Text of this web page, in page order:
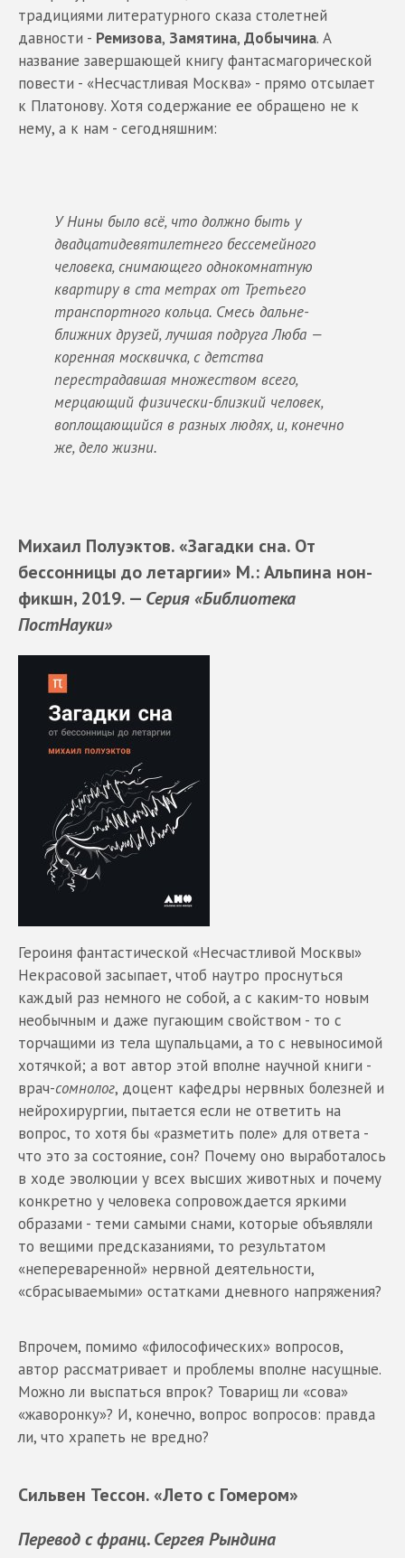
традициями литературного сказа столетней
давности - Ремизова, Замятина, Добычина. А
название завершающей книгу фантасмагорической
повести - «Несчастливая Москва» - прямо отсылает
к Платонову. Хотя содержание ее обращено не к
нему, а к нам - сегодняшним:
У Нины было всё, что должно быть у
двадцатидевятилетнего бессемейного
человека, снимающего однокомнатную
квартиру в ста метрах от Третьего
транспортного кольца. Смесь дальне-
ближних друзей, лучшая подруга Люба —
коренная москвичка, с детства
перестрадавшая множеством всего,
мерцающий физически-близкий человек,
воплощающийся в разных людях, и, конечно
же, дело жизни.
Михаил Полуэктов. «Загадки сна. От
бессонницы до летаргии» М.: Альпина нон-
фикшн, 2019. — Серия «Библиотека
ПостНауки»
Героиня фантастической «Несчастливой Москвы»
Некрасовой засыпает, чтоб наутро проснуться
каждый раз немного не собой, а с каким-то новым
необычным и даже пугающим свойством - то с
торчащими из тела щупальцами, а то с невыносимой
хотячкой; а вот автор этой вполне научной книги -
врач-сомнолог, доцент кафедры нервных болезней и
нейрохирургии, пытается если не ответить на
вопрос, то хотя бы «разметить поле» для ответа -
что это за состояние, сон? Почему оно выработалось
в ходе эволюции у всех высших животных и почему
конкретно у человека сопровождается яркими
образами - теми самыми снами, которые объявляли
то вещими предсказаниями, то результатом
«непереваренной» нервной деятельности,
«сбрасываемыми» остатками дневного напряжения?
Впрочем, помимо «философических» вопросов,
автор рассматривает и проблемы вполне насущные.
Можно ли выспаться впрок? Товарищ ли «сова»
«жаворонку»? И, конечно, вопрос вопросов: правда
ли, что храпеть не вредно?
Сильвен Тессон. «Лето с Гомером»
Перевод с франц. Сергея Рындина